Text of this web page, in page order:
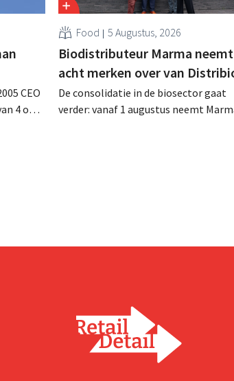
CEO
4 op 5
Food 5 Augustus, 2026
Biodistributeur Marma neemt
acht merken over van
De consolidatie in de biosector gaat
verder: vanaf 1 augustus neemt